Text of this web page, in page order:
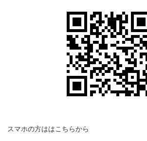
スマホの方ははこちらから